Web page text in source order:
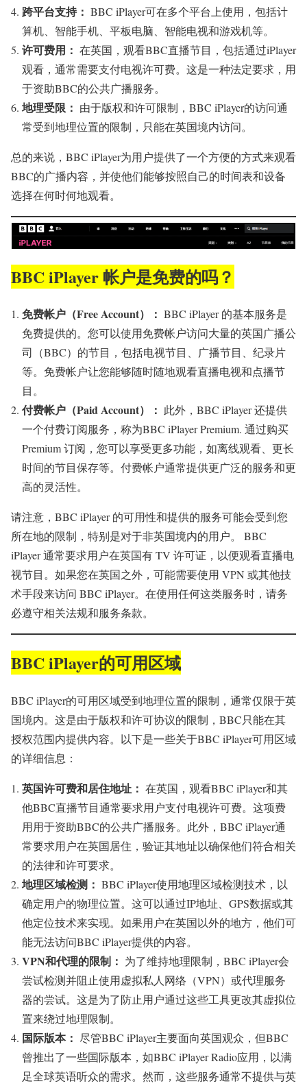
跨平台支持： BBC iPlayer可在多个平台上使用，包括计
算机、智能手机、平板电脑、智能电视和游戏机等。
许可费用： 在英国，观看BBC直播节目，包括通过iPlayer
观看，通常需要支付电视许可费。这是一种法定要求，用
于资助BBC的公共广播服务。
地理受限： 由于版权和许可限制，BBC iPlayer的访问通
常受到地理位置的限制，只能在英国境内访问。
总的来说，BBC iPlayer为用户提供了一个方便的方式来观看
BBC的广播内容，并使他们能够按照自己的时间表和设备
选择在何时何地观看。
BBC iPlayer 帐户是免费的吗？
免费帐户（Free Account）： BBC iPlayer 的基本服务是
免费提供的。您可以使用免费帐户访问大量的英国广播公
司（BBC）的节目，包括电视节目、广播节目、纪录片
等。免费帐户让您能够随时随地观看直播电视和点播节
目。
付费帐户（Paid Account）： 此外，BBC iPlayer 还提供
一个付费订阅服务，称为BBC iPlayer Premium. 通过购买
Premium 订阅，您可以享受更多功能，如离线观看、更长
时间的节目保存等。付费帐户通常提供更广泛的服务和更
高的灵活性。
请注意，BBC iPlayer 的可用性和提供的服务可能会受到您
所在地的限制，特别是对于非英国境内的用户。 BBC
iPlayer 通常要求用户在英国有 TV 许可证，以便观看直播电
视节目。如果您在英国之外，可能需要使用 VPN 或其他技
术手段来访问 BBC iPlayer。在使用任何这类服务时，请务
必遵守相关法规和服务条款。
BBC iPlayer的可用区域
BBC iPlayer的可用区域受到地理位置的限制，通常仅限于英
国境内。这是由于版权和许可协议的限制，BBC只能在其
授权范围内提供内容。以下是一些关于BBC iPlayer可用区域
的详细信息：
英国许可费和居住地址： 在英国，观看BBC iPlayer和其
他BBC直播节目通常要求用户支付电视许可费。这项费
用用于资助BBC的公共广播服务。此外，BBC iPlayer通
常要求用户在英国居住，验证其地址以确保他们符合相关
的法律和许可要求。
地理区域检测： BBC iPlayer使用地理区域检测技术，以
确定用户的物理位置。这可以通过IP地址、GPS数据或其
他定位技术来实现。如果用户在英国以外的地方，他们可
能无法访问BBC iPlayer提供的内容。
VPN和代理的限制： 为了维持地理限制，BBC iPlayer会
尝试检测并阻止使用虚拟私人网络（VPN）或代理服务
器的尝试。这是为了防止用户通过这些工具更改其虚拟位
置来绕过地理限制。
国际版本： 尽管BBC iPlayer主要面向英国观众，但BBC
曾推出了一些国际版本，如BBC iPlayer Radio应用，以满
足全球英语听众的需求。然而，这些服务通常不提供与英